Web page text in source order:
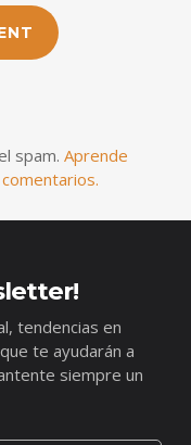
spam. Aprende
tendencias en
te ayudarán a
siempre un